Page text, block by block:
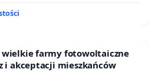
wielkie farmy fotowoltaiczne
i akceptacji mieszkańców